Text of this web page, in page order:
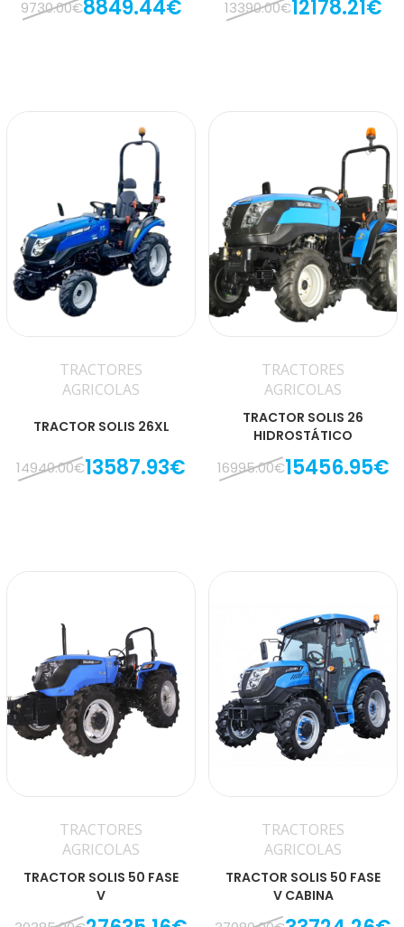
9730.00€8849.44€ 13390.00€12178.21€
TRACTORES
AGRICOLAS
TRACTOR SOLIS 26XL
14940.00€13587.93€
TRACTORES
AGRICOLAS
TRACTOR SOLIS 26
HIDROSTÁTICO
16995.00€15456.95€
TRACTORES
AGRICOLAS
TRACTOR SOLIS 50 FASE
V
TRACTORES
AGRICOLAS
TRACTOR SOLIS 50 FASE
V CABINA